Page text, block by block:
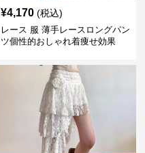
¥4,170 (税込)
レース 服 薄手レースロングパン
ツ個性的おしゃれ着痩せ効果